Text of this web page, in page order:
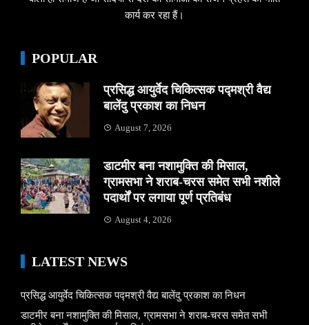
कार्य कर रहा हैं।
POPULAR
प्रसिद्ध आयुर्वेद चिकित्सक पद्मश्री वैद्य
बालेंदु प्रकाश का निधन
August 7, 2026
डाटमीर बना नशामुक्ति की मिसाल,
ग्रामसभा ने शराब-चरस समेत सभी नशीले
पदार्थों पर लगाया पूर्ण प्रतिबंध
August 4, 2026
LATEST NEWS
प्रसिद्ध आयुर्वेद चिकित्सक पद्मश्री वैद्य बालेंदु प्रकाश का निधन
डाटमीर बना नशामुक्ति की मिसाल, ग्रामसभा ने शराब-चरस समेत सभी